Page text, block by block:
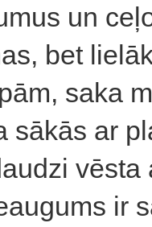
un
bet
saka
sākās ar
ir